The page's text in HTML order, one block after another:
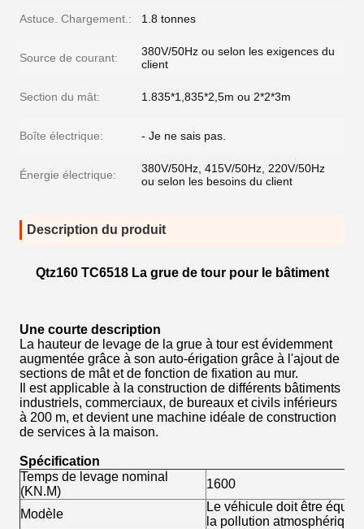
Astuce. Chargement.: 1.8 tonnes
Source de courant:
380V/50Hz ou selon les exigences du
client
Section du mât: 1.835*1,835*2,5m ou 2*2*3m
Boîte électrique: - Je ne sais pas.
Énergie électrique:
380V/50Hz, 415V/50Hz, 220V/50Hz
ou selon les besoins du client
Description du produit
Qtz160 TC6518 La grue de tour pour le bâtiment
Une courte description
La hauteur de levage de la grue à tour est évidemment
augmentée grâce à son auto-érigation grâce à l'ajout de
sections de mât et de fonction de fixation au mur.
Il est applicable à la construction de différents bâtiments
industriels, commerciaux, de bureaux et civils inférieurs
à 200 m, et devient une machine idéale de construction
de services à la maison.
Spécification
Temps de levage nominal
(KN.M)
1600
Modèle
Le véhicule doit être
la pollution atmosphérique.